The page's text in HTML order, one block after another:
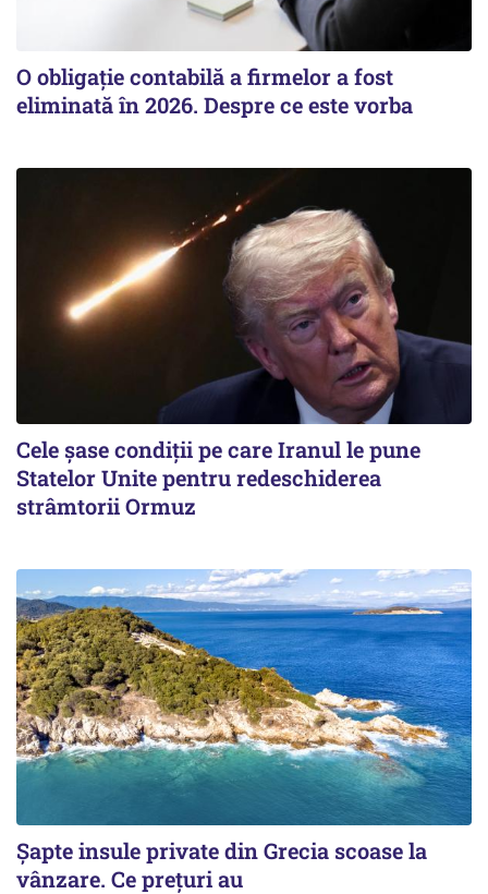
O obligație contabilă a firmelor a fost
eliminată în 2026. Despre ce este vorba
Cele șase condiții pe care Iranul le pune
Statelor Unite pentru redeschiderea
strâmtorii Ormuz
Șapte insule private din Grecia scoase la
vânzare. Ce prețuri au